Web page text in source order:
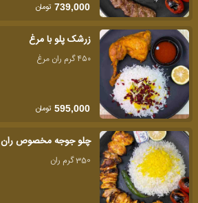
739,000 تومان
زرشک پلو با مرغ
۴۵۰ گرم ران مرغ
595,000 تومان
چلو جوجه مخصوص ران
350 گرم ران